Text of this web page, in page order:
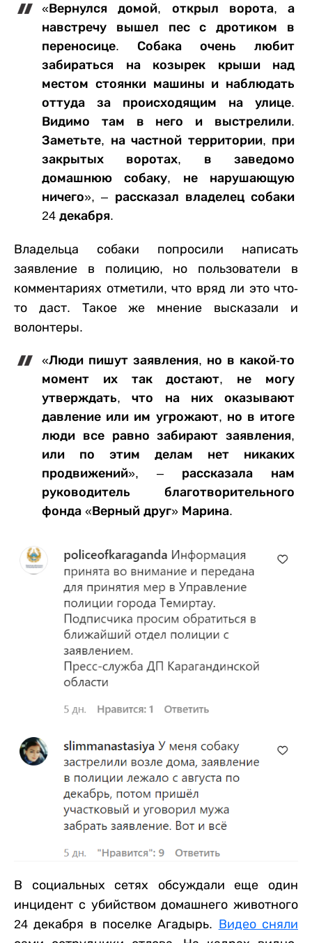
«Вернулся домой, открыл ворота, а
навстречу вышел пес с дротиком в
переносице. Собака очень любит
забираться на козырек крыши над
местом стоянки машины и наблюдать
оттуда за происходящим на улице.
Видимо там в него и выстрелили.
Заметьте, на частной территории, при
закрытых воротах, в заведомо
домашнюю собаку, не нарушающую
ничего», – рассказал владелец собаки
24 декабря.
Владельца собаки попросили написать
заявление в полицию, но пользователи в
комментариях отметили, что вряд ли это что-
то даст. Такое же мнение высказали и
волонтеры.
«Люди пишут заявления, но в какой-то
момент их так достают, не могу
утверждать, что на них оказывают
давление или им угрожают, но в итоге
люди все равно забирают заявления,
или по этим делам нет никаких
продвижений», – рассказала нам
руководитель благотворительного
фонда «Верный друг» Марина.
В социальных сетях обсуждали еще один
инцидент с убийством домашнего животного
24 декабря в поселке Агадырь. Видео сняли